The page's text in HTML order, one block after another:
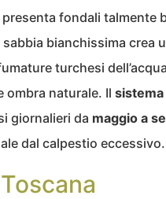
presenta fondali talmente
bianchissima crea
turchesi
ombra naturale. Il
giornalieri da maggio a
dal calpestio eccessivo.